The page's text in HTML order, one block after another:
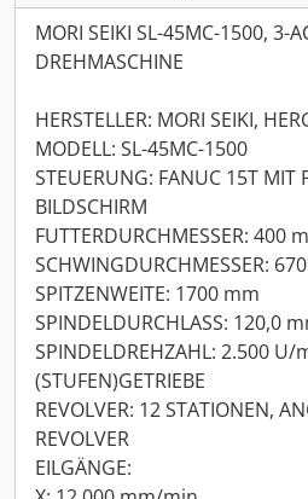
MORI SEIKI SL-45MC-1500, 3-
DREHMASCHINE
HERSTELLER: MORI SEIKI,
MODELL: SL-45MC-1500
STEUERUNG: FANUC 15T MIT
BILDSCHIRM
FUTTERDURCHMESSER: 400
SCHWINGDURCHMESSER:
SPITZENWEITE: 1700 mm
SPINDELDURCHLASS: 120,0
SPINDELDREHZAHL: 2.500 U/
(STUFEN)GETRIEBE
REVOLVER: 12 STATIONEN,
REVOLVER
EILGÄNGE: